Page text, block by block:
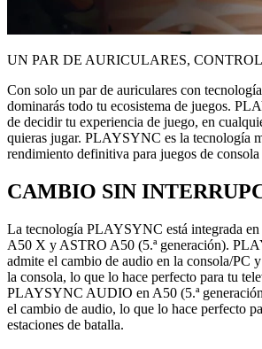
UN PAR DE AURICULARES,
Con solo un par de auriculares con
dominarás todo tu ecosistema de juegos.
de decidir tu experiencia de juego, en
quieras jugar. PLAYSYNC es la tecnología
rendimiento definitiva para juegos de
CAMBIO SIN
La tecnología PLAYSYNC está integrada
A50 X y ASTRO A50 (5.ª generación).
admite el cambio de audio en la consola/PC
la consola, lo que lo hace perfecto para tu
PLAYSYNC AUDIO en A50 (5.ª
el cambio de audio, lo que lo hace perfecto
estaciones de batalla.